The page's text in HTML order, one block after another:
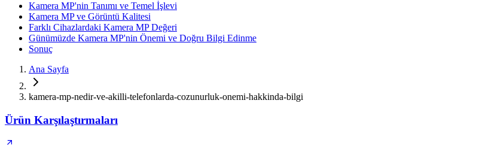
Kamera MP'nin Tanımı ve Temel İşlevi
Kamera MP ve Görüntü Kalitesi
Farklı Cihazlardaki Kamera MP Değeri
Günümüzde Kamera MP'nin Önemi ve Doğru Bilgi Edinme
Sonuç
Ana Sayfa
kamera-mp-nedir-ve-akilli-telefonlarda-cozunurluk-onemi-hakkinda-bilgi
Ürün Karşılaştırmaları